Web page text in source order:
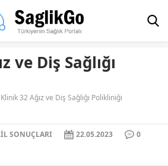
ve Diş Sağlığı
Klinik 32 Ağız ve Diş Sağlığı Polikliniği
SONUÇLARI 22.05.2023
0